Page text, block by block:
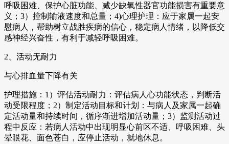
呼吸困难、保护心脏功能、减少缺氧性器官功能损害有重要意
义；3）控制输液速度和总量；4)心理护理：应于家属一起安
慰病人，帮助树立战胜疾病的信心，稳定病人情绪，以降低交
感神经兴奋性，有利于减轻呼吸困难。
2、活动无耐力
与心排血量下降有关
护理措施：1）评估活动耐力：评估病人心功能状态，判断活
动受限程度；2）制定活动目标和计划：与病人及家属一起确
定活动量和持续时间，循序渐进增加活动量；3）监测活动过
程中反应：若病人活动中出现明显心前区不适、呼吸困难、头
晕眼花、面色苍白，应停止活动，就地休息。